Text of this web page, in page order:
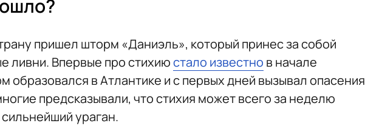
пришел шторм «Даниэль», который принес за собой
ливни. Впервые про стихиюстало известно в начале
образовался в Атлантике и с первых дней вызывал опасения
предсказывали, что стихия может всего за неделю
ураган.